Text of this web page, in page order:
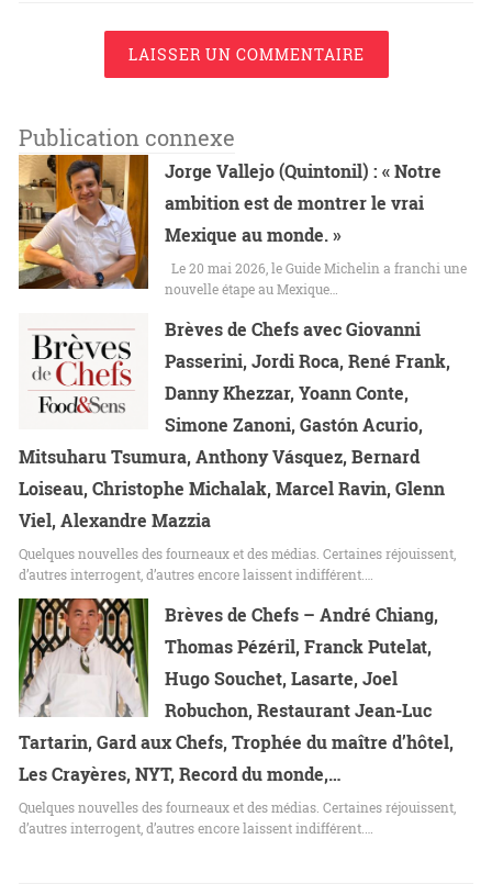
LAISSER UN COMMENTAIRE
Publication connexe
Jorge Vallejo (Quintonil) : « Notre
ambition est de montrer le vrai
Mexique au monde. »
Le 20 mai 2026, le Guide Michelin a franchi une
nouvelle étape au Mexique…
Brèves de Chefs avec Giovanni
Passerini, Jordi Roca, René Frank,
Danny Khezzar, Yoann Conte,
Simone Zanoni, Gastón Acurio,
Mitsuharu Tsumura, Anthony Vásquez, Bernard
Loiseau, Christophe Michalak, Marcel Ravin, Glenn
Viel, Alexandre Mazzia
Quelques nouvelles des fourneaux et des médias. Certaines réjouissent,
d’autres interrogent, d’autres encore laissent indifférent.…
Brèves de Chefs – André Chiang,
Thomas Pézéril, Franck Putelat,
Hugo Souchet, Lasarte, Joel
Robuchon, Restaurant Jean-Luc
Tartarin, Gard aux Chefs, Trophée du maître d’hôtel,
Les Crayères, NYT, Record du monde,…
Quelques nouvelles des fourneaux et des médias. Certaines réjouissent,
d’autres interrogent, d’autres encore laissent indifférent.…